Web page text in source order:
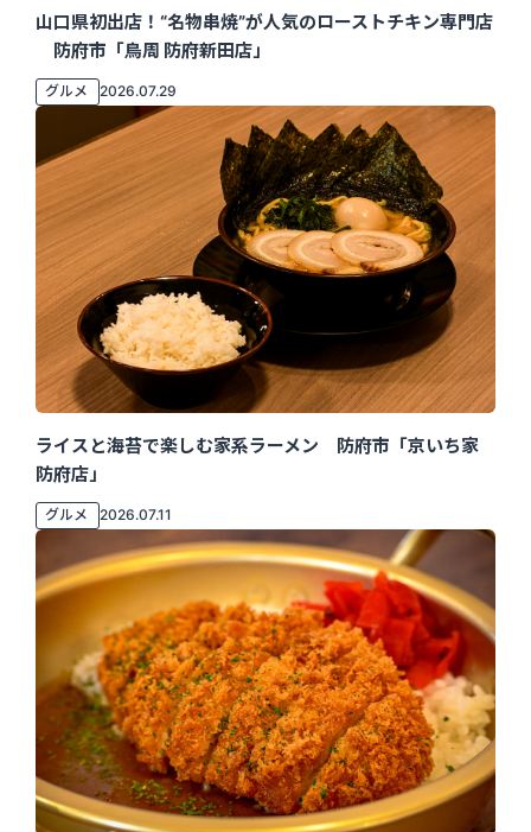
山口県初出店！“名物串焼”が人気のローストチキン専門店
防府市「鳥周 防府新田店」
グルメ 2026.07.29
ライスと海苔で楽しむ家系ラーメン 防府市「京いち家
防府店」
グルメ 2026.07.11